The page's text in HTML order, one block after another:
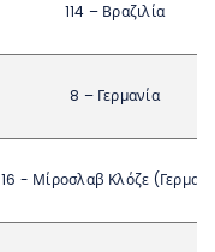
114 – Βραζιλία
8 – Γερμανία
16 - Μίροσλαβ Κλόζε